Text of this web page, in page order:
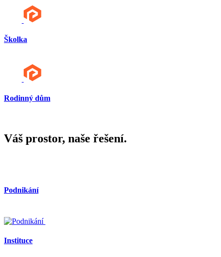
Školka
Rodinný dům
Váš prostor, naše řešení.
Podnikání
Instituce